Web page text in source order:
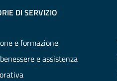
DI SERVIZIO
e formazione
e assistenza